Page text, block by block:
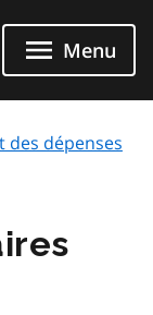
Menu
des dépenses